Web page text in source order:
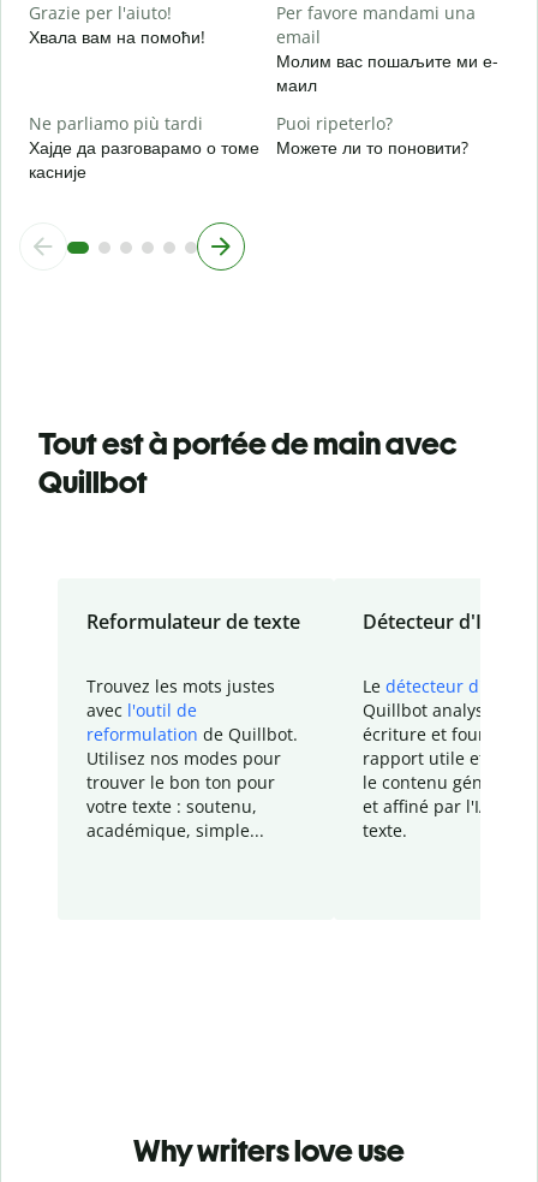
Grazie per l'aiuto!
Хвала вам на помоћи!
Per favore mandami una
email
Молим вас пошаљите ми е-
маил
Ne parliamo più tardi
Хајде да разговарамо о томе
касније
Puoi ripeterlo?
Можете ли то поновити?
Tout est à portée de main avec
Quillbot
Reformulateur de texte
Trouvez les mots justes
avec l'outil de
reformulation de Quillbot.
Utilisez nos modes pour
trouver le bon ton pour
votre texte : soutenu,
académique, simple...
Détecteur d'IA
Le détecteur d'IA
Quillbot analyse votre
écriture et fournit un
rapport utile et
le contenu généré
et affiné par l'IA
texte.
Why writers love use